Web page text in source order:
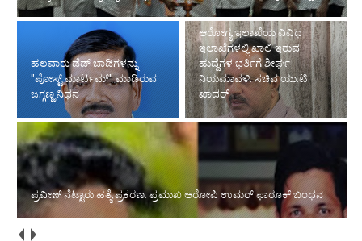
ಹಲವಾರು ಡೆಡ್ ಬಾಡಿಗಳನ್ನು
"ಪೋಸ್ಟ್ ಮಾರ್ಟಮ್" ಮಾಡಿರುವ
ಜಗ್ಗಣ್ಣ ನಿಧನ
ಆರೋಗ್ಯ ಇಲಾಖೆಯ ವಿವಿಧ
ಇಲಾಖೆಗಳಲ್ಲಿ ಖಾಲಿ ಇರುವ
ಹುದ್ದೆಗಳ ಭರ್ತಿಗೆ ಶೀರ್ಘ
ನಿಯಮಾವಳಿ: ಸಚಿವ ಯು.ಟಿ.
ಖಾದರ್
ಪ್ರವೀಣ್ ನೆಟ್ಟಾರು ಹತ್ಯೆ ಪ್ರಕರಣ: ಪ್ರಮುಖ ಆರೋಪಿ ಉಮರ್ ಫಾರೂಕ್ ಬಂಧನ